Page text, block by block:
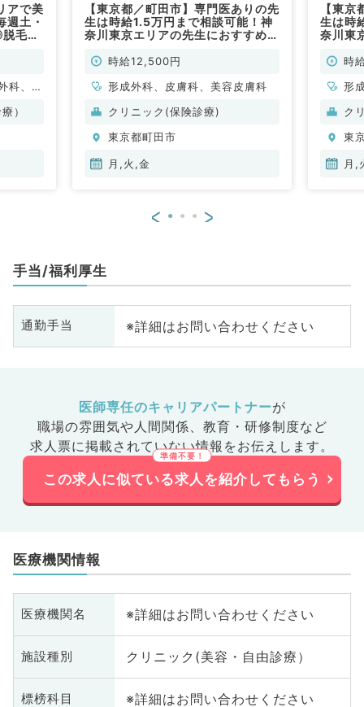
アで美
土・
毛カ
科、美
）
【東京都／町田市】専門医ありの先
生は時給1.5万円まで相談可能！神
奈川東京エリアの先生におすすめ◎
より勤務可能（皮膚科・形成外科／
時給12,500円
形成外科、皮膚科、美容皮膚科
クリニック(保険診療)
東京都町田市
月,火,金
【東
生は時
奈川東
曜日時
形
ク
東
月,
< >
手当/福利厚生
通勤手当 ※詳細はお問い合わせください
医師専任のキャリアパートナーが
職場の雰囲気や人間関係、 教育・研修制度など
求人票に掲載されていない情報をお伝えします。
この求人に似ている求人を紹介してもらう
医療機関情報
医療機関名 ※詳細はお問い合わせください
施設種別 クリニック(美容・自由診療）
標榜科目 ※詳細はお問い合わせください